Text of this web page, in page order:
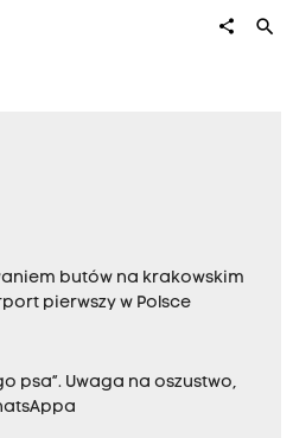
share search
butów na krakowskim
pierwszy w Polsce
psa”. Uwaga na oszustwo,